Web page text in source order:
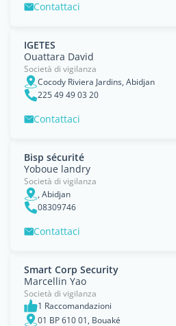
Contattaci
IGETES
Ouattara David
Società di vigilanza
Cocody Riviera Jardins, Abidjan
225 49 49 03 20
Contattaci
Bisp sécurité
Yoboue landry
Società di vigilanza
, Abidjan
08309746
Contattaci
Smart Corp Security
Marcellin Yao
Società di vigilanza
1 Raccomandazioni
01 BP 610 01, Bouaké